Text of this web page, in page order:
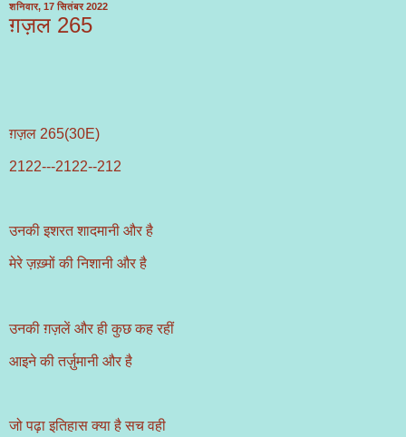
शनिवार, 17 सितंबर 2022
ग़ज़ल 265
ग़ज़ल 265(30E)
2122---2122--212
उनकी इशरत शादमानी और है
मेरे ज़ख़्मों की निशानी और है
उनकी ग़ज़लें और ही कुछ कह रहीं
आइने की तर्ज़ुमानी और है
जो पढ़ा इतिहास क्या है सच वही